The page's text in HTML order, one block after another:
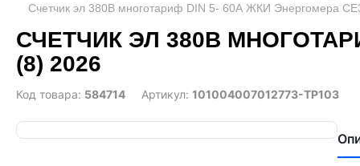
Счетчик эл 380В многотариф DIN 5- 60А ЖКИ Энергомера
СЧЕТЧИК ЭЛ 380В
(8) 2026
Код товара: 584714 Артикул: 101004007012773-TP103